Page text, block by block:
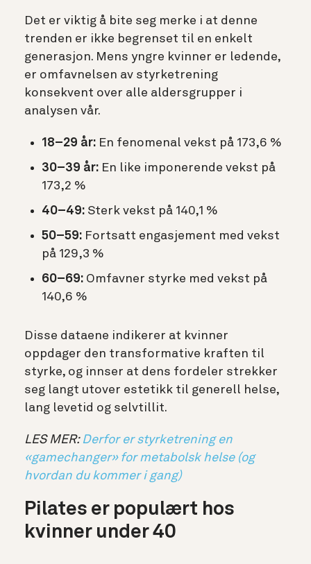
Det er viktig å bite seg merke i at denne
trenden er ikke begrenset til en enkelt
generasjon. Mens yngre kvinner er ledende,
er omfavnelsen av styrketrening
konsekvent over alle aldersgrupper i
analysen vår.
18–29 år: En fenomenal vekst på 173,6 %
30–39 år: En like imponerende vekst på
173,2 %
40–49: Sterk vekst på 140,1 %
50–59: Fortsatt engasjement med vekst
på 129,3 %
60–69: Omfavner styrke med vekst på
140,6 %
Disse dataene indikerer at kvinner
oppdager den transformative kraften til
styrke, og innser at dens fordeler strekker
seg langt utover estetikk til generell helse,
lang levetid og selvtillit.
LES MER: Derfor er styrketrening en
«gamechanger» for metabolsk helse (og
hvordan du kommer i gang)
Pilates er populært hos
kvinner under 40